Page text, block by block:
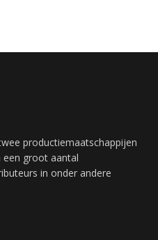
productiemaatschappijen
een groot aantal
in onder andere